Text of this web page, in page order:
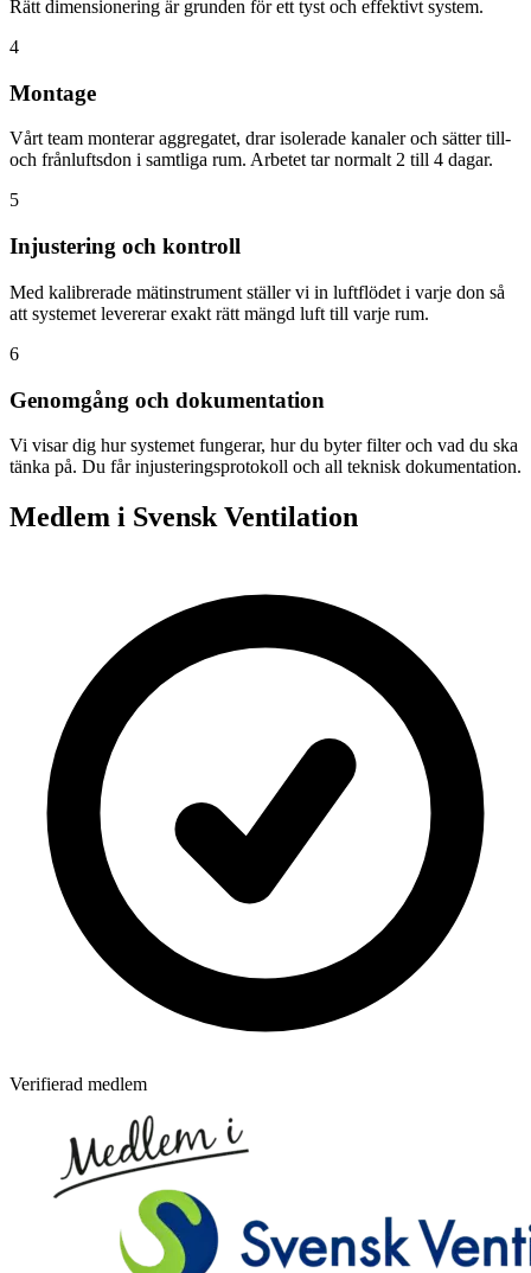
Rätt dimensionering är grunden för ett tyst och effektivt system.
4
Montage
Vårt team monterar aggregatet, drar isolerade kanaler och sätter till-
och frånluftsdon i samtliga rum. Arbetet tar normalt 2 till 4 dagar.
5
Injustering och kontroll
Med kalibrerade mätinstrument ställer vi in luftflödet i varje don så
att systemet levererar exakt rätt mängd luft till varje rum.
6
Genomgång och dokumentation
Vi visar dig hur systemet fungerar, hur du byter filter och vad du ska
tänka på. Du får injusteringsprotokoll och all teknisk dokumentation.
Medlem i Svensk Ventilation
Verifierad medlem